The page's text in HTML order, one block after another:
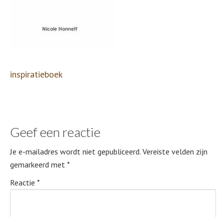
inspiratieboek
Geef een reactie
Je e-mailadres wordt niet gepubliceerd. Vereiste velden zijn
gemarkeerd met *
Reactie *